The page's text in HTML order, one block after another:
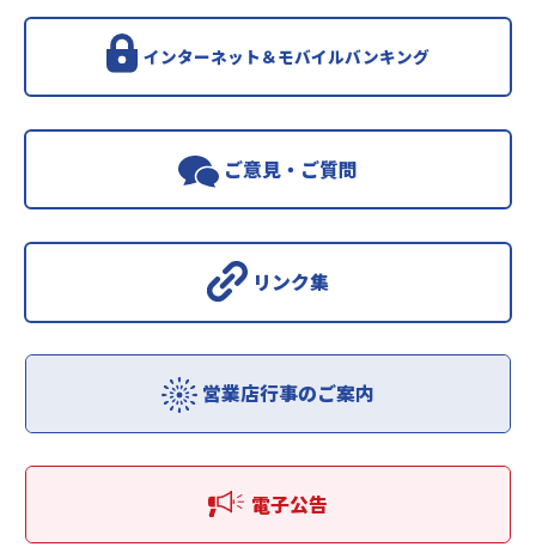
インターネット＆モバイルバンキング
ご意見・ご質問
リンク集
営業店行事のご案内
電子公告